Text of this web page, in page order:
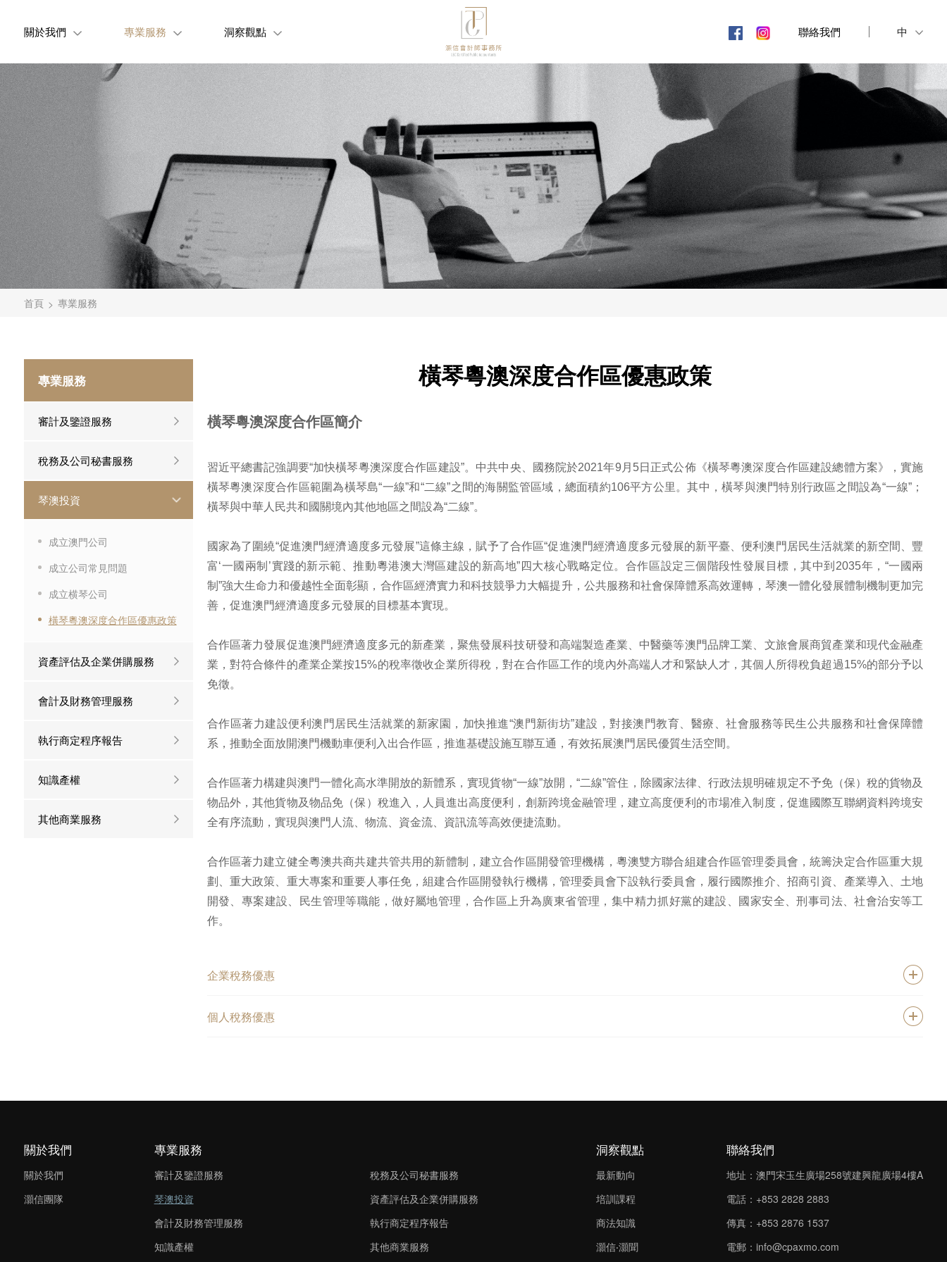
關於我們 專業服務 洞察觀點 聯絡我們 中
首頁 > 專業服務
專業服務
審計及鑒證服務
稅務及公司秘書服務
琴澳投資
成立澳門公司
成立公司常見問題
成立横琴公司
橫琴粵澳深度合作區優惠政策
資產評估及企業併購服務
會計及財務管理服務
執行商定程序報告
知識產權
其他商業服務
橫琴粵澳深度合作區優惠政策
橫琴粵澳深度合作區簡介
習近平總書記強調要“加快橫琴粵澳深度合作區建設”。中共中央、國務院於2021年9月5日正式公佈《橫琴粵澳深度合作區建設總體方案》，實施
橫琴粵澳深度合作區範圍為橫琴島“一線”和“二線”之間的海關監管區域，總面積約106平方公里。其中，橫琴與澳門特別行政區之間設為“一線”；
橫琴與中華人民共和國關境內其他地區之間設為“二線”。
國家為了圍繞“促進澳門經濟適度多元發展”這條主線，賦予了合作區“促進澳門經濟適度多元發展的新平臺、便利澳門居民生活就業的新空間、豐
富‘一國兩制’實踐的新示範、推動粵港澳大灣區建設的新高地”四大核心戰略定位。合作區設定三個階段性發展目標，其中到2035年，“一國兩
制”強大生命力和優越性全面彰顯，合作區經濟實力和科技競爭力大幅提升，公共服務和社會保障體系高效運轉，琴澳一體化發展體制機制更加完
善，促進澳門經濟適度多元發展的目標基本實現。
合作區著力發展促進澳門經濟適度多元的新產業，聚焦發展科技研發和高端製造產業、中醫藥等澳門品牌工業、文旅會展商貿產業和現代金融產
業，對符合條件的產業企業按15%的稅率徵收企業所得稅，對在合作區工作的境內外高端人才和緊缺人才，其個人所得稅負超過15%的部分予以
免徵。
合作區著力建設便利澳門居民生活就業的新家園，加快推進“澳門新街坊”建設，對接澳門教育、醫療、社會服務等民生公共服務和社會保障體
系，推動全面放開澳門機動車便利入出合作區，推進基礎設施互聯互通，有效拓展澳門居民優質生活空間。
合作區著力構建與澳門一體化高水準開放的新體系，實現貨物“一線”放開，“二線”管住，除國家法律、行政法規明確規定不予免（保）稅的貨物及
物品外，其他貨物及物品免（保）稅進入，人員進出高度便利，創新跨境金融管理，建立高度便利的市場准入制度，促進國際互聯網資料跨境安
全有序流動，實現與澳門人流、物流、資金流、資訊流等高效便捷流動。
合作區著力建立健全粵澳共商共建共管共用的新體制，建立合作區開發管理機構，粵澳雙方聯合組建合作區管理委員會，統籌決定合作區重大規
劃、重大政策、重大專案和重要人事任免，組建合作區開發執行機構，管理委員會下設執行委員會，履行國際推介、招商引資、產業導入、土地
開發、專案建設、民生管理等職能，做好屬地管理，合作區上升為廣東省管理，集中精力抓好黨的建設、國家安全、刑事司法、社會治安等工
作。
企業稅務優惠
個人稅務優惠
關於我們
關於我們
灝信團隊
專業服務
審計及鑒證服務
稅務及公司秘書服務
琴澳投資
資產評估及企業併購服務
會計及財務管理服務
執行商定程序報告
知識產權
其他商業服務
洞察觀點
最新動向
培訓課程
商法知識
灝信‧灝聞
聯絡我們
地址：澳門宋玉生廣場258號建興龍廣場4樓A
電話：+853 2828 2883
傳真：+853 2876 1537
電郵：info@cpaxmo.com